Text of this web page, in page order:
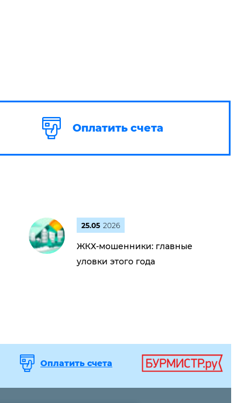
Оплатить счета
25.05 2026
ЖКХ-мошенники: главные
уловки этого года
Оплатить счета